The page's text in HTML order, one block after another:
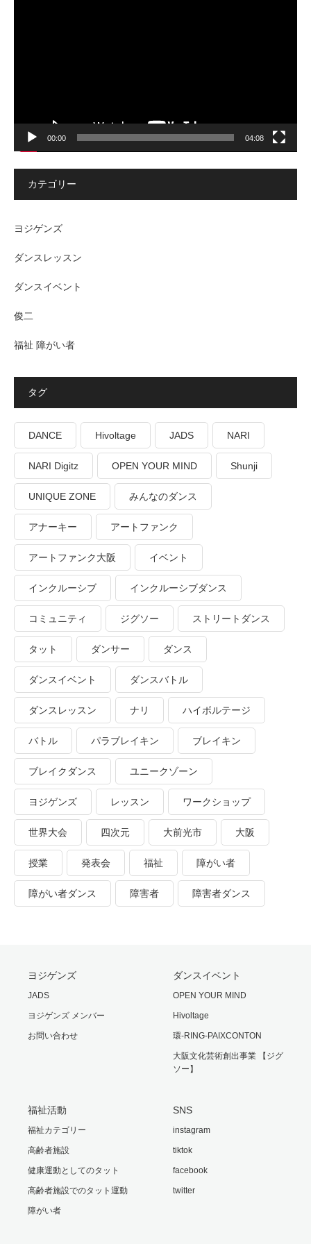
00:00 04:08
カテゴリー
ヨジゲンズ
ダンスレッスン
ダンスイベント
俊二
福祉 障がい者
タグ
DANCE Hivoltage JADS NARI
NARI Digitz OPEN YOUR MIND Shunji
UNIQUE ZONE みんなのダンス
アナーキー アートファンク
アートファンク大阪 イベント
インクルーシブ インクルーシブダンス
コミュニティ ジグソー ストリートダンス
タット ダンサー ダンス
ダンスイベント ダンスバトル
ダンスレッスン ナリ ハイボルテージ
バトル パラブレイキン ブレイキン
ブレイクダンス ユニークゾーン
ヨジゲンズ レッスン ワークショップ
世界大会 四次元 大前光市 大阪
授業 発表会 福祉 障がい者
障がい者ダンス 障害者 障害者ダンス
ヨジゲンズ
JADS
ヨジゲンズ メンバー
お問い合わせ
ダンスイベント
OPEN YOUR MIND
Hivoltage
環-RING-PAIXCONTON
大阪文化芸術創出事業 【ジグ
ソー】
福祉活動
福祉カテゴリー
高齢者施設
健康運動としてのタット
高齢者施設でのタット運動
障がい者
SNS
instagram
tiktok
facebook
twitter